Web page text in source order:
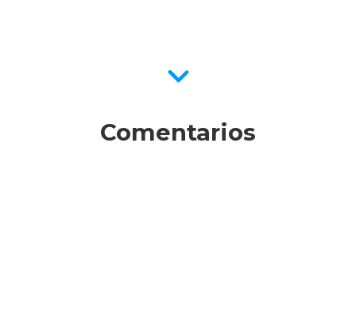
Comentarios